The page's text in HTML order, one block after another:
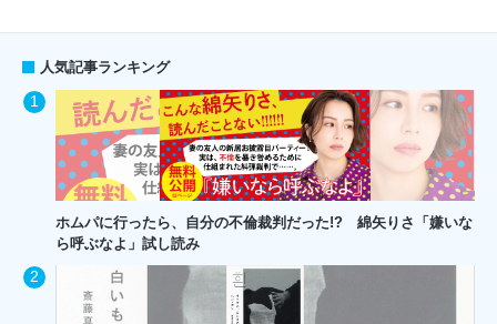
人気記事ランキング
ホムパに行ったら、自分の不倫裁判だった!? 綿矢りさ「嫌いな
ら呼ぶなよ」試し読み